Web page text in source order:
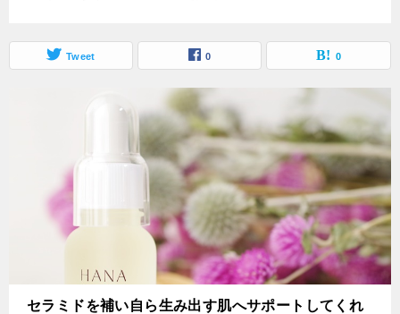
Tweet 0 0
セラミドを補い自ら生み出す肌へサポートしてくれ